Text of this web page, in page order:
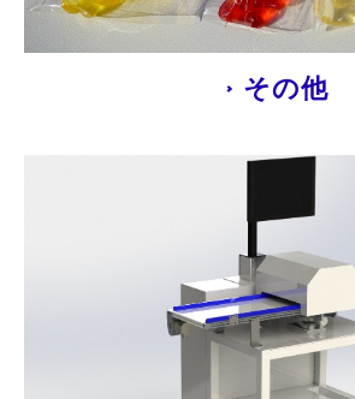
その他